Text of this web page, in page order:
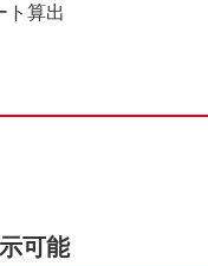
ト算出
可能